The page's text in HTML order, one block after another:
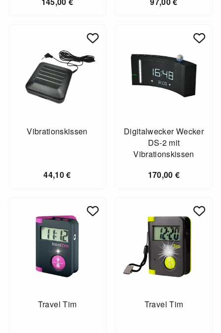
Vibrationskissen
44,10€
Digitalwecker Wecker
DS-2 mit
Vibrationskissen
170,00€
Travel Tim Travel Tim